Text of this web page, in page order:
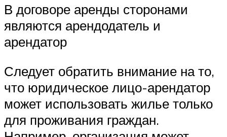
В договоре аренды сторонами
являются арендодатель и
арендатор
Следует обратить внимание на то,
что юридическое лицо-арендатор
может использовать жилье только
для проживания граждан.